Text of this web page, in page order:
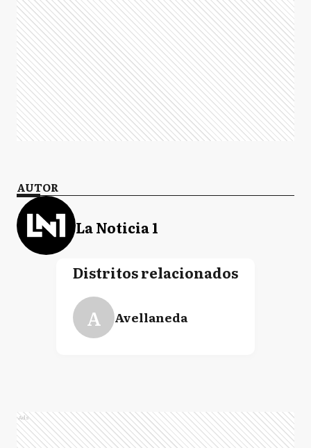
AUTOR
La Noticia 1
Distritos relacionados
A Avellaneda
Ads